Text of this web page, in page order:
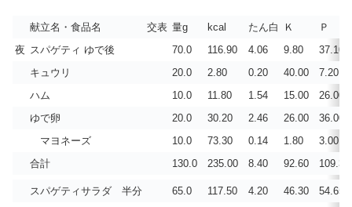
献立名・食品名 交表 量g kcal たん白 Ｋ
Ｐ
夜 スパゲティ ゆで後 70.0 116.90 4.06 9.80
37.10
キュウリ
20.0 2.80 0.20 40.00
7.20
ハム
10.0 11.80 1.54 15.00
26.00
ゆで卵
20.0 30.20 2.46 26.00
36.00
マヨネーズ
10.0 73.30 0.14 1.80
3.00
合計
130.0 235.00 8.40 92.60 109.30
スパゲティサラダ 半分 65.0 117.50 4.20 46.30
54.65